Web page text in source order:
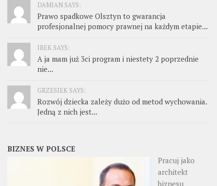
DAMIAN SAYS:
Prawo spadkowe Olsztyn to gwarancja
profesjonalnej pomocy prawnej na każdym etapie...
IREK SAYS:
A ja mam już 3ci program i niestety 2 poprzednie
nie...
GRZESIEK SAYS:
Rozwój dziecka zależy dużo od metod wychowania.
Jedną z nich jest...
BIZNES W POLSCE
Pracuj jako
architekt
biznesu